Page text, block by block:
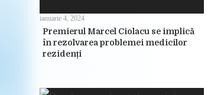
Premierul Marcel Ciolacu se implică
în rezolvarea problemei medicilor
rezidenți
ianuarie 4, 2024